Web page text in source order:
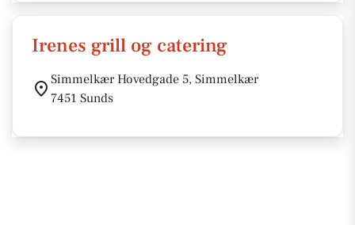
Irenes grill og catering
Simmelkær Hovedgade 5, Simmelkær
7451 Sunds